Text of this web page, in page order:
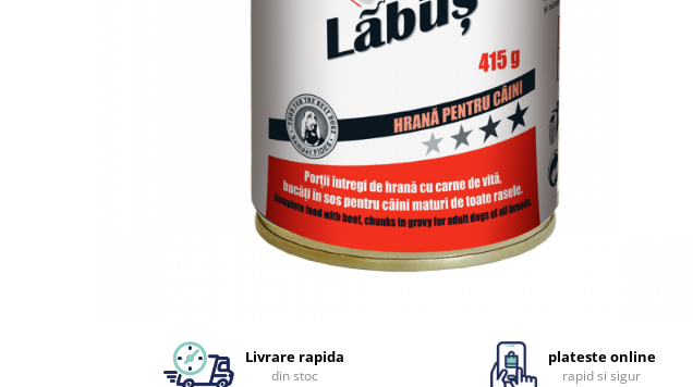
Livrare rapida
din stoc
plateste online
rapid si sigur